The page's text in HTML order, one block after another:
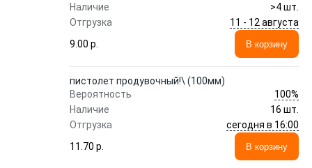
Наличие
>4 шт.
Отгрузка
11 - 12 августа
9.00 p.
В корзину
пистолет продувочный!\ (100мм)
Вероятность
100%
Наличие
16 шт.
Отгрузка
сегодня в 16:00
11.70 p.
В корзину